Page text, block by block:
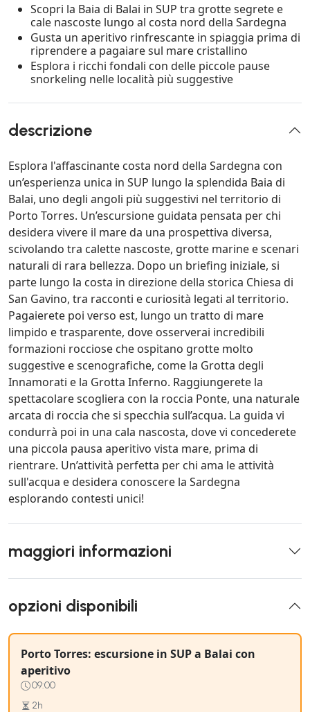
Scopri la Baia di Balai in SUP tra grotte segrete e
cale nascoste lungo al costa nord della Sardegna
Gusta un aperitivo rinfrescante in spiaggia prima di
riprendere a pagaiare sul mare cristallino
Esplora i ricchi fondali con delle piccole pause
snorkeling nelle località più suggestive
descrizione
Esplora l'affascinante costa nord della Sardegna con
un’esperienza unica in SUP lungo la splendida Baia di
Balai, uno degli angoli più suggestivi nel territorio di
Porto Torres. Un’escursione guidata pensata per chi
desidera vivere il mare da una prospettiva diversa,
scivolando tra calette nascoste, grotte marine e scenari
naturali di rara bellezza. Dopo un briefing iniziale, si
parte lungo la costa in direzione della storica Chiesa di
San Gavino, tra racconti e curiosità legati al territorio.
Pagaierete poi verso est, lungo un tratto di mare
limpido e trasparente, dove osserverai incredibili
formazioni rocciose che ospitano grotte molto
suggestive e scenografiche, come la Grotta degli
Innamorati e la Grotta Inferno. Raggiungerete la
spettacolare scogliera con la roccia Ponte, una naturale
arcata di roccia che si specchia sull’acqua. La guida vi
condurrà poi in una cala nascosta, dove vi concederete
una piccola pausa aperitivo vista mare, prima di
rientrare. Un’attività perfetta per chi ama le attività
sull'acqua e desidera conoscere la Sardegna
esplorando contesti unici!
maggiori informazioni
opzioni disponibili
Porto Torres: escursione in SUP a Balai con
aperitivo
09:00
2h